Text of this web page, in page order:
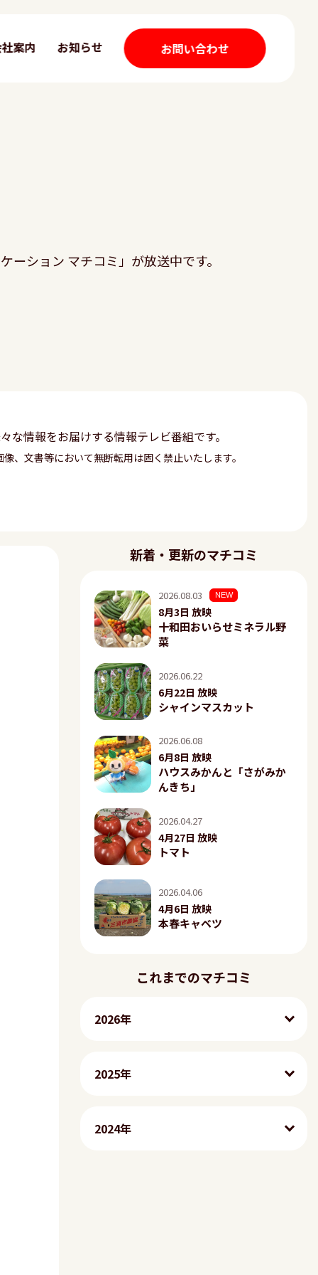
案内 お知らせ お問い合わせ
ション マチコミ」が放送中です。
情報をお届けする情報テレビ番組です。
、文書等において無断転用は固く禁止いたします。
新着・更新のマチコミ
2026.08.03 NEW
8月3日 放映
十和田おいらせミネラル野
菜
2026.06.22
6月22日 放映
シャインマスカット
2026.06.08
6月8日 放映
ハウスみかんと「さがみか
んきち」
2026.04.27
4月27日 放映
トマト
2026.04.06
4月6日 放映
本春キャベツ
これまでのマチコミ
2026年
2025年
2024年